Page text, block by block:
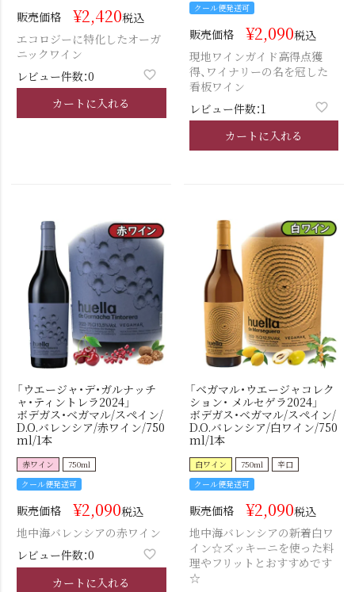
販売価格 ¥2,420税込
エコロジーに特化したオーガ
ニックワイン
レビュー件数：0
カートに入れる
クール便発送可
販売価格 ¥2,090税込
現地ワインガイド高得点獲
得、ワイナリーの名を冠した
看板ワイン
レビュー件数：1
カートに入れる
「ウエージャ・デ・ガルナッチ
ャ・ティントレラ2024」
ボデガス・ベガマル/スペイン/
D.O.バレンシア/赤ワイン/750
ml/1本
赤ワイン
750ml
クール便発送可
販売価格 ¥2,090税込
地中海バレンシアの赤ワイン
レビュー件数：0
カートに入れる
「ベガマル・ウエージャコレク
ション・ メルセゲラ2024」
ボデガス・ベガマル/スペイン/
D.O.バレンシア/白ワイン/750
ml/1本
白ワイン 750ml
辛口
クール便発送可
販売価格 ¥2,090税込
地中海バレンシアの新着白ワ
イン☆ズッキーニを使った料
理やフリットとおすすめです
☆